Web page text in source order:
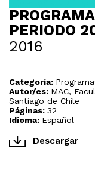
PERIODO
2016
Categoría:
Autor/es: MAC,
Santiago de Chile
Páginas: 32
Idioma: Español
Descargar